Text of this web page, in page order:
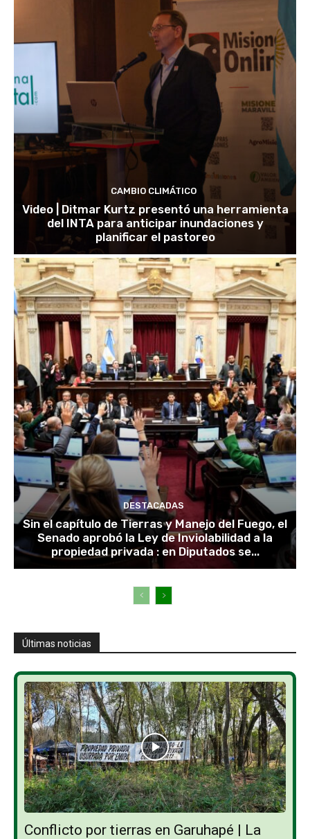
CAMBIO CLIMÁTICO
Video | Ditmar Kurtz presentó una herramienta
del INTA para anticipar inundaciones y
planificar el pastoreo
DESTACADAS
Sin el capítulo de Tierras y Manejo del Fuego, el
Senado aprobó la Ley de Inviolabilidad a la
propiedad privada : en Diputados se...
Últimas noticias
Conflicto por tierras en Garuhapé | La